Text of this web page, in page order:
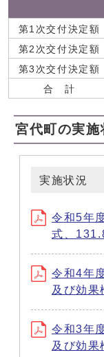
第1次交付決定額
第2次交付決定額
第3次交付決定額
合 計
宮代町の実
実施状況
令和5年
式、
令和4年
及び効
令和3年
及び効